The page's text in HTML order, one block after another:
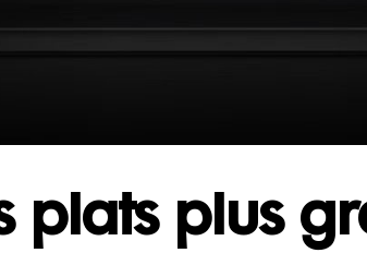
plats plus